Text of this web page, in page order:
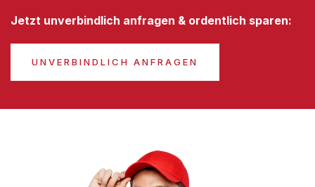
Jetzt unverbindlich anfragen & ordentlich sparen:
UNVERBINDLICH ANFRAGEN